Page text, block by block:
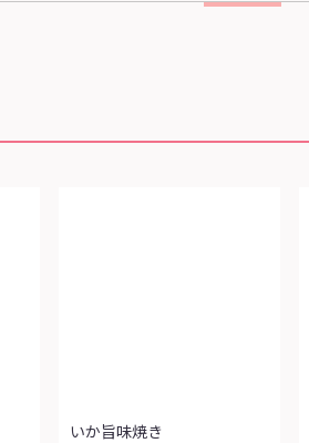
いか旨味焼き